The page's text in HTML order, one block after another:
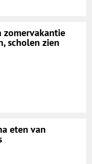
zomervakantie
scholen zien
eten van